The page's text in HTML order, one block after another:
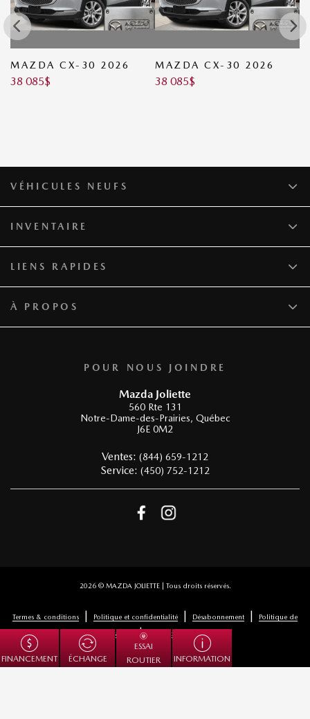
MAZDA CX-30 2026
38 085$
MAZDA CX-30 2026
38 085$
FINANCEMENT ÉCHANGE
ESSAI
ROUTIER
INFORMATION
POUR NOUS JOINDRE
Mazda Joliette
560 Rte 131
Notre-Dame-des-Prairies, Québec
J6E 0M2
Ventes: (844) 659-1212
Service: (450) 752-1212
VÉHICULES NEUFS
INVENTAIRE
LIENS RAPIDES
À PROPOS
2026 © MAZDA JOLIETTE| Tous droits réservés.
Termes & conditions | Politique et confidentialité | Désabonnement |
Politique de
cookies (CA) | Paramétrer les cookies
DÉVELOPPÉ PAR